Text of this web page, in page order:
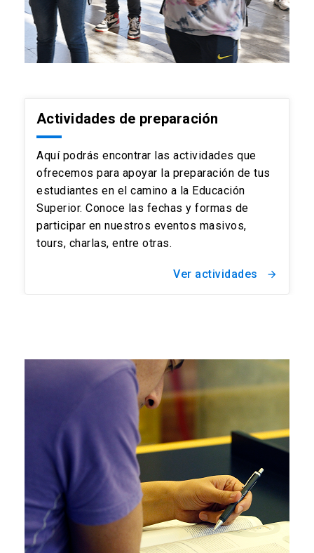
Actividades de preparación
Aquí podrás encontrar las actividades que
ofrecemos para apoyar la preparación de tus
estudiantes en el camino a la Educación
Superior. Conoce las fechas y formas de
participar en nuestros eventos masivos,
tours, charlas, entre otras.
Ver actividades arrow_forward